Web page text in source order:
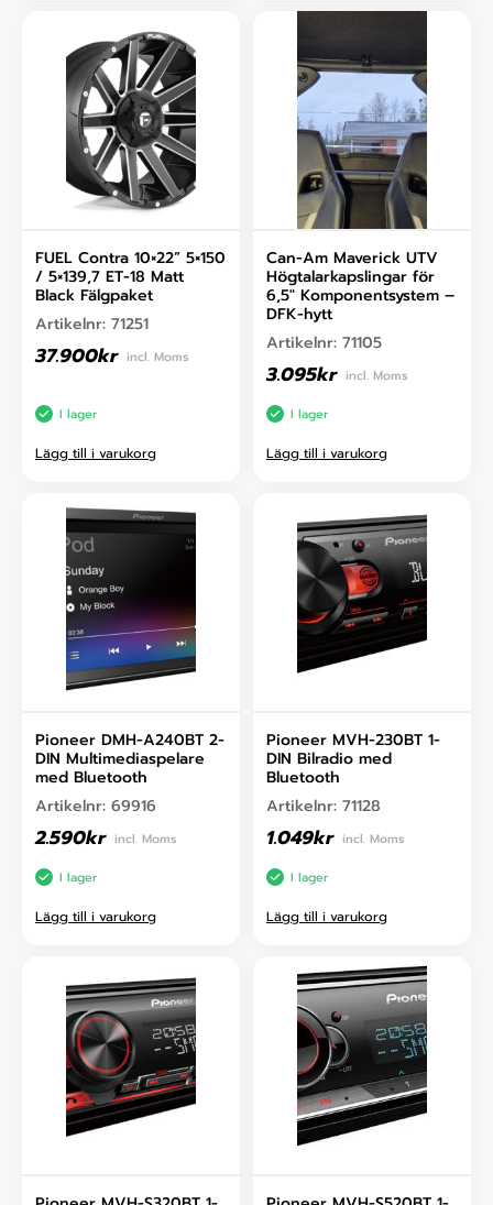
FUEL Contra 10×22” 5×150
/ 5×139,7 ET-18 Matt
Black Fälgpaket
Artikelnr: 71251
37.900kr incl. Moms
I lager
Lägg till i varukorg
Can-Am Maverick UTV
Högtalarkapslingar för
6,5″ Komponentsystem –
DFK-hytt
Artikelnr: 71105
3.095kr incl. Moms
I lager
Lägg till i varukorg
Pioneer DMH-A240BT 2-
DIN Multimediaspelare
med Bluetooth
Artikelnr: 69916
2.590kr incl. Moms
I lager
Lägg till i varukorg
Pioneer MVH-230BT 1-
DIN Bilradio med
Bluetooth
Artikelnr: 71128
1.049kr incl. Moms
I lager
Lägg till i varukorg